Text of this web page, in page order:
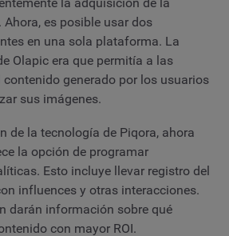
la adquisición de la
es posible usar dos
en una sola plataforma. La
Olapic era que permitía a las
generado por los usuarios
sus imágenes.
de la tecnología de Piqora, ahora
la opción de programar
Esto incluye llevar registro del
influences y otras interacciones.
darán información sobre qué
con mayor ROI.